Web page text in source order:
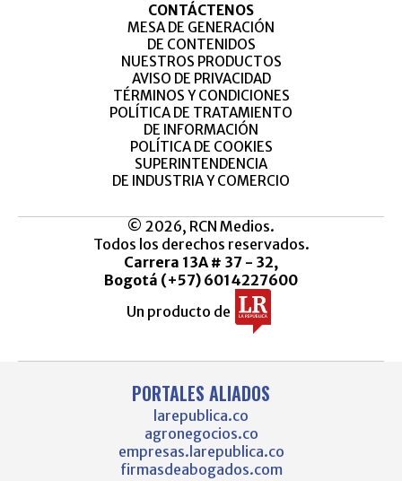
CONTÁCTENOS
MESA DE GENERACIÓN
DE CONTENIDOS
NUESTROS PRODUCTOS
AVISO DE PRIVACIDAD
TÉRMINOS Y CONDICIONES
POLÍTICA DE TRATAMIENTO
DE INFORMACIÓN
POLÍTICA DE COOKIES
SUPERINTENDENCIA
DE INDUSTRIA Y COMERCIO
© 2026, RCN Medios.
Todos los derechos reservados.
Carrera 13A # 37 - 32,
Bogotá (+57) 6014227600
Un producto de
PORTALES ALIADOS
larepublica.co
agronegocios.co
empresas.larepublica.co
firmasdeabogados.com